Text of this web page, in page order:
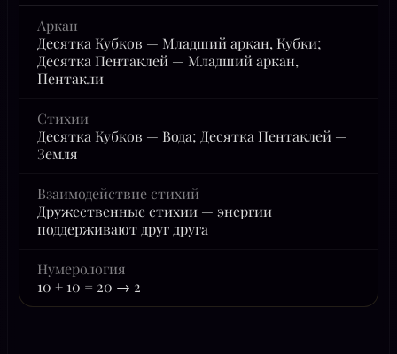
Аркан
Десятка Кубков — Младший аркан, Кубки;
Десятка Пентаклей — Младший аркан,
Пентакли
Стихии
Десятка Кубков — Вода; Десятка Пентаклей —
Земля
Взаимодействие стихий
Дружественные стихии — энергии
поддерживают друг друга
Нумерология
10 + 10 = 20 → 2